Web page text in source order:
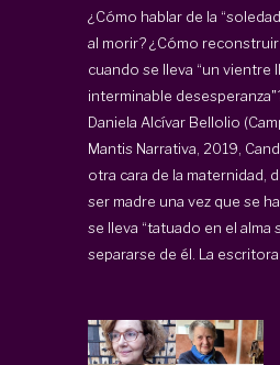
¿Cómo hablar de la
al morir? ¿Cómo
cuando se lleva “un
interminable
Daniela Alcívar Bellolio
Mantis Narrativa, 2019,
otra cara de la maternidad,
ser madre una vez que se
se lleva “tatuado en el
separarse de él. La escritora